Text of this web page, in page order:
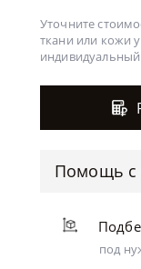
Уточните
ткани или кожи
индивидуальный
Помощь с
под